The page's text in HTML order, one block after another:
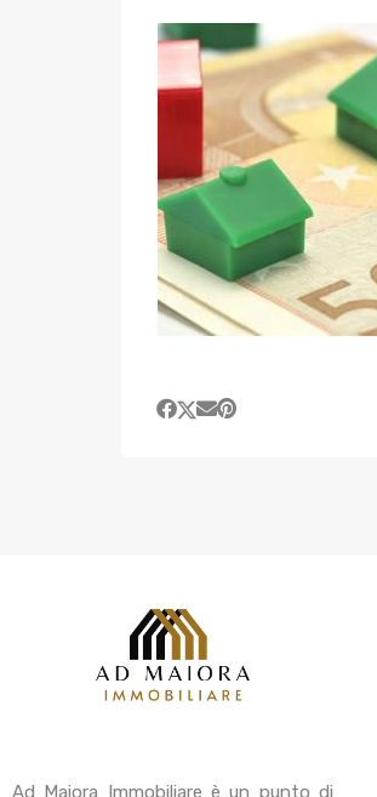
Ad Maiora Immobiliare è un punto di